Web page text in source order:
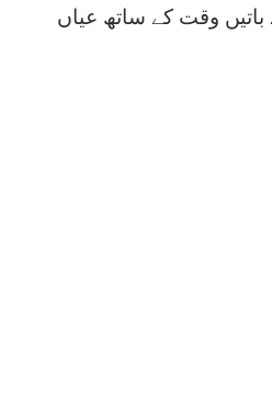
باتیں وقت کے ساتھ عیاں